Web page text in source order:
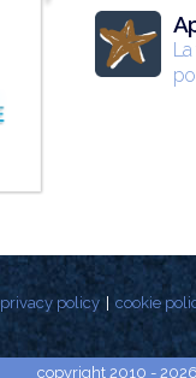
privacy policy cookie
copyright 2010 -